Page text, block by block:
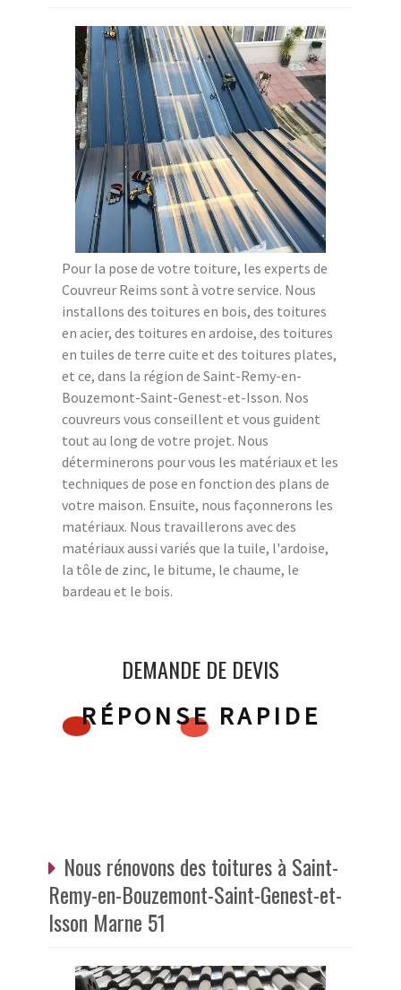
Pour la pose de votre toiture, les experts de
Couvreur Reims sont à votre service. Nous
installons des toitures en bois, des toitures
en acier, des toitures en ardoise, des toitures
en tuiles de terre cuite et des toitures plates,
et ce, dans la région de Saint-Remy-en-
Bouzemont-Saint-Genest-et-Isson. Nos
couvreurs vous conseillent et vous guident
tout au long de votre projet. Nous
déterminerons pour vous les matériaux et les
techniques de pose en fonction des plans de
votre maison. Ensuite, nous façonnerons les
matériaux. Nous travaillerons avec des
matériaux aussi variés que la tuile, l'ardoise,
la tôle de zinc, le bitume, le chaume, le
bardeau et le bois.
DEMANDE DE DEVIS
RÉPONSE RAPIDE
Nous rénovons des toitures à Saint-
Remy-en-Bouzemont-Saint-Genest-et-
Isson Marne 51